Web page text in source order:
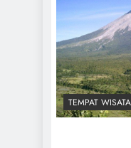
TEMPAT WISATA